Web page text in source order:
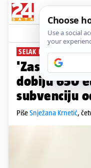
SELAK RASPUDIĆ:
'Zastupnici
dobiju 650
subvenciju
PišeSnježana Krnetić,